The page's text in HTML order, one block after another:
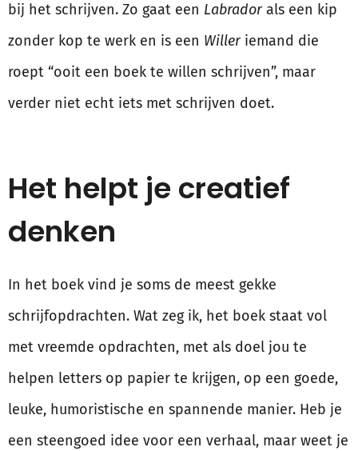
bij het schrijven. Zo gaat een Labradorals een kip
zonder kop te werk en is een Willeriemand die
roept “ooit een boek te willen schrijven”, maar
verder niet echt iets met schrijven doet.
Het helpt je creatief
denken
In het boek vind je soms de meest gekke
schrijfopdrachten. Wat zeg ik, het boek staat vol
met vreemde opdrachten, met als doel jou te
helpen letters op papier te krijgen, op een goede,
leuke, humoristische en spannende manier. Heb je
een steengoed idee voor een verhaal, maar weet je